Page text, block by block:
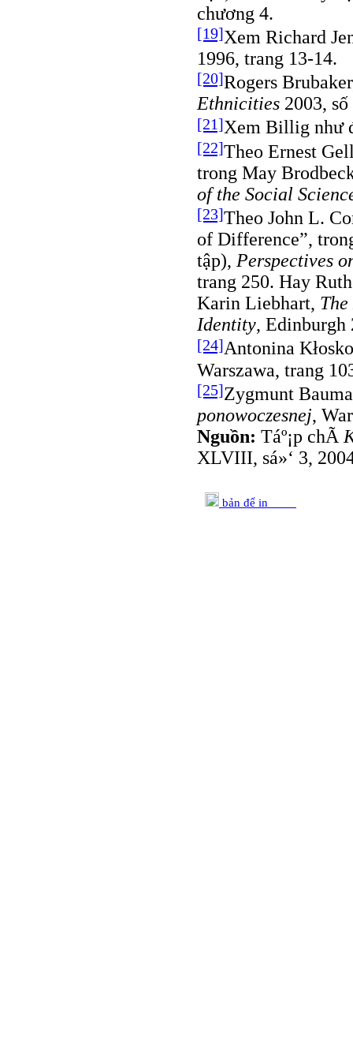
chương 4.
[19]Xem Richard
1996, trang 13-14.
[20]Rogers
Ethnicities 2003,
[21]Xem Billig như
[22]Theo Ernest
trong May
of the Social
[23]Theo John L.
of Difference”,
tập), Perspectives
trang 250. Hay
Karin Liebhart,
Identity, Edinburgh
[24]Antonina
Warszawa, trang
[25]Zygmunt
ponowoczesnej,
Nguồn: Táº¡p chÃ­
XLVIII, sá»‘ 3,
bản để in